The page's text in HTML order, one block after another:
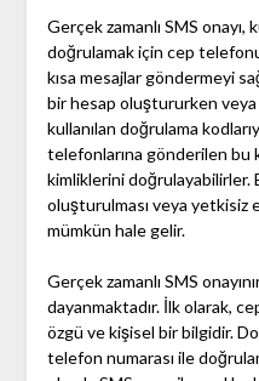
Gerçek zamanlı SMS onayı,
doğrulamak için cep telefonu
kısa mesajlar göndermeyi
bir hesap oluştururken
kullanılan doğrulama
telefonlarına gönderilen bu
kimliklerini doğrulayabilirler.
oluşturulması veya yetkisiz
mümkün hale gelir.
Gerçek zamanlı SMS
dayanmaktadır. İlk olarak,
özgü ve kişisel bir bilgidir.
telefon numarası ile